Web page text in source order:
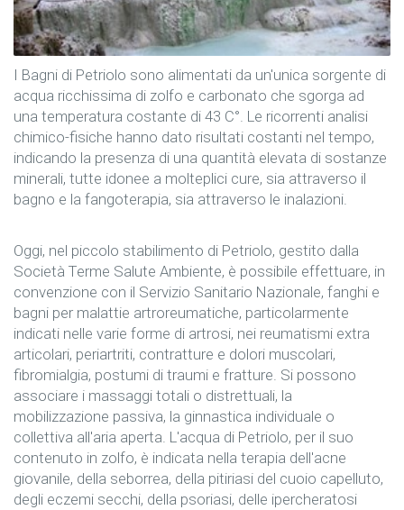
I Bagni di Petriolo sono alimentati da un'unica sorgente di
acqua ricchissima di zolfo e carbonato che sgorga ad
una temperatura costante di 43 C°. Le ricorrenti analisi
chimico-fisiche hanno dato risultati costanti nel tempo,
indicando la presenza di una quantità elevata di sostanze
minerali, tutte idonee a molteplici cure, sia attraverso il
bagno e la fangoterapia, sia attraverso le inalazioni.
Oggi, nel piccolo stabilimento di Petriolo, gestito dalla
Società Terme Salute Ambiente, è possibile effettuare, in
convenzione con il Servizio Sanitario Nazionale, fanghi e
bagni per malattie artroreumatiche, particolarmente
indicati nelle varie forme di artrosi, nei reumatismi extra
articolari, periartriti, contratture e dolori muscolari,
fibromialgia, postumi di traumi e fratture. Si possono
associare i massaggi totali o distrettuali, la
mobilizzazione passiva, la ginnastica individuale o
collettiva all'aria aperta. L'acqua di Petriolo, per il suo
contenuto in zolfo, è indicata nella terapia dell'acne
giovanile, della seborrea, della pitiriasi del cuoio capelluto,
degli eczemi secchi, della psoriasi, delle ipercheratosi